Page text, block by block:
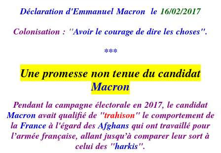
Déclaration d'Emmanuel Macron le 16/02/2017
Colonisation : "Avoir le courage de dire les choses".
***
Une promesse non tenue du candidat
Macron
Pendant la campagne électorale en 2017, le candidat
Macron avait qualifié de "trahison" le comportement de
laFrance à l'égard desAfghans qui ont travaillé pour
l’armée française, allant jusqu’à comparer leur sort à
celui des "harkis".